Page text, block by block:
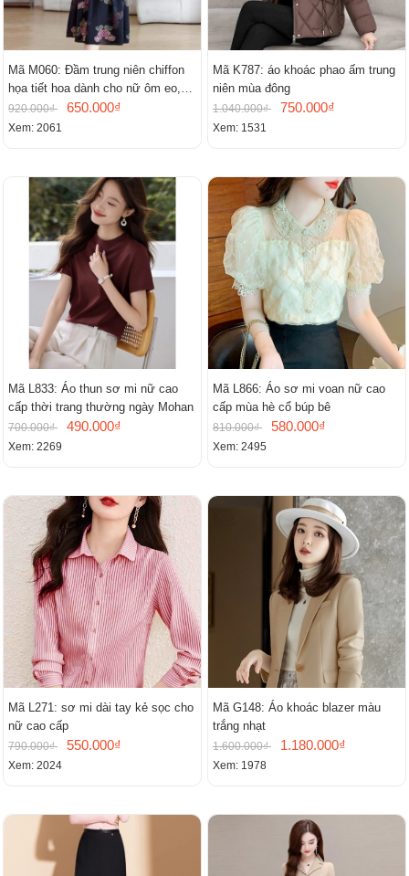
Mã M060: Đầm trung niên chiffon
họa tiết hoa dành cho nữ ôm eo,
cổ chữ V, đầm midi tay ngắn thanh
lịch.
920.000₫ 650.000₫
Xem: 2061
Mã K787: áo khoác phao ấm trung
niên mùa đông
1.040.000₫ 750.000₫
Xem: 1531
Mã L833: Áo thun sơ mi nữ cao
cấp thời trang thường ngày Mohan
700.000₫ 490.000₫
Xem: 2269
Mã L866: Áo sơ mi voan nữ cao
cấp mùa hè cổ búp bê
810.000₫ 580.000₫
Xem: 2495
Mã L271: sơ mi dài tay kẻ sọc cho
nữ cao cấp
790.000₫ 550.000₫
Xem: 2024
Mã G148: Áo khoác blazer màu
trắng nhạt
1.600.000₫ 1.180.000₫
Xem: 1978